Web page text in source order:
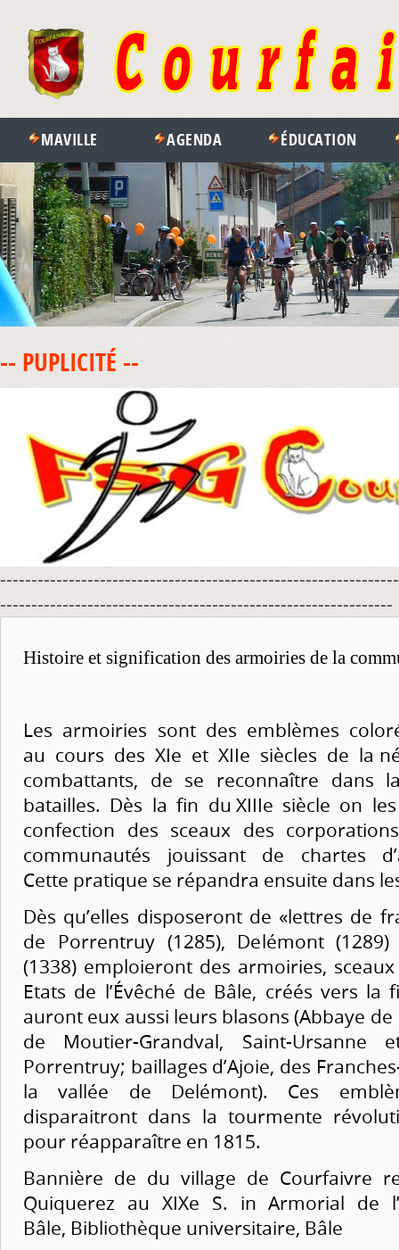
MAVILLE AGENDA ÉDUCATION
-- PUPLICITÉ --
---------------------------------------------------------------
Histoire et signification des armoiries de la
Les armoiries sont des emblèmes
au cours des XIe et XIIe siècles de la
combattants, de se reconnaître dans
batailles. Dès la fin du XIIIe siècle on
confection des sceaux des
communautés jouissant de chartes
Cette pratique se répandra ensuite dans
Dès qu’elles disposeront de «lettres de
de Porrentruy (1285), Delémont (1289)
(1338) emploieront des armoiries,
Etats de l’Évêché de Bâle, créés vers la
auront eux aussi leurs blasons (Abbaye
de Moutier-Grandval, Saint-Ursanne
Porrentruy; baillages d’Ajoie, des
la vallée de Delémont). Ces
disparaitront dans la tourmente
pour réapparaître en 1815.
Bannière de du village de Courfaivre
Quiquerez au XIXe S. in Armorial de
Bâle, Bibliothèque universitaire, Bâle